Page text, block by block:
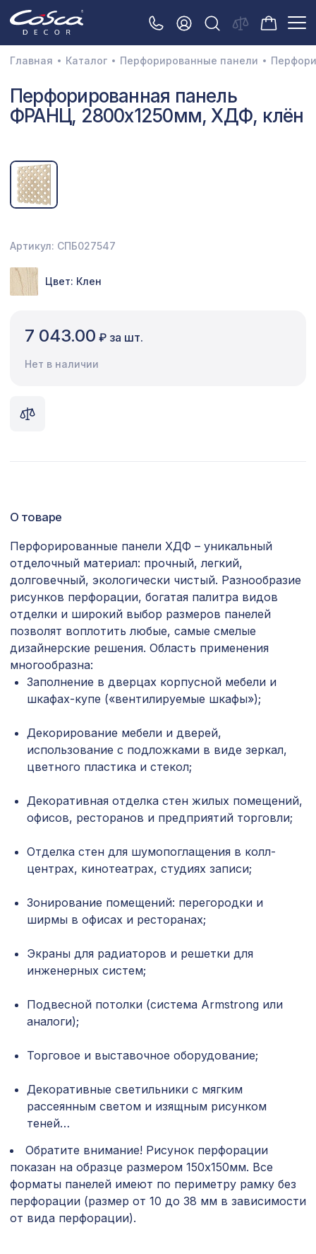
3D орнамент
Акустические панели
Интерьерный МДФ
Межкомнатные арки
Перфорированные панели
Плинтусы
Сопутствующие товары
Цветной багет
Экраны для радиаторов
Экран для радиатора, МАССИВ,
рамка 900х600мм, рисунок
Диагональ, бук без отделки
3439 ₽
для балки 120х120мм дуб темный,
консоль классика
197 ₽
Перфорированная панель КВАДРО
8-28, 2070х930мм, ХДФ, клён
3507 ₽
Натуральные обои Cosca Манау
Маджента, 0,91 x 10 м
1643 ₽
(20х1000мм), серебро
Профиль стыковочный, зеленый,
Перфорированная потолочная плита
КВАДРО 8-28 СКАЧЧО, 595х595мм,
760 ₽
Натуральные обои Cosca Арабеско
Ардоре, 0,91 x 5,5 м
Консоль для балки 120х120мм, дуб
пепельный
1400х780мм, ХДФ, дуб сонома
орех медовый, консоль (импорт)
Консоль для балки 150х120мм,
Натуральные обои Cosca Traditional
Prints L5098, 0,91 x 5,5 м
Консоль для архитектурного бруса
150х95мм, южный дуб
Воск мягкий "Золото тёмное" в
блистере
102 ₽
Главная Каталог Перфорированные панели
Перфорированная панель
ФРАНЦ, 2800х1250мм, ХДФ, клён
Артикул: СПБ027547
Цвет: Клен
7 043.00 ₽ за шт.
Нет в наличии
О товаре
Перфорированные панели ХДФ – уникальный
отделочный материал: прочный, легкий,
долговечный, экологически чистый. Разнообразие
рисунков перфорации, богатая палитра видов
отделки и широкий выбор размеров панелей
позволят воплотить любые, самые смелые
дизайнерские решения. Область применения
многообразна:
Заполнение в дверцах корпусной мебели и
шкафах-купе («вентилируемые шкафы»);
Декорирование мебели и дверей,
использование с подложками в виде зеркал,
цветного пластика и стекол;
Декоративная отделка стен жилых помещений,
офисов, ресторанов и предприятий торговли;
Отделка стен для шумопоглащения в колл-
центрах, кинотеатрах, студиях записи;
Зонирование помещений: перегородки и
ширмы в офисах и ресторанах;
Экраны для радиаторов и решетки для
инженерных систем;
Подвесной потолки (система Armstrong или
аналоги);
Торговое и выставочное оборудование;
Декоративные светильники с мягким
рассеянным светом и изящным рисунком
теней…
Обратите внимание! Рисунок перфорации
показан на образце размером 150х150мм. Все
форматы панелей имеют по периметру рамку без
перфорации (размер от 10 до 38 мм в зависимости
от вида перфорации).